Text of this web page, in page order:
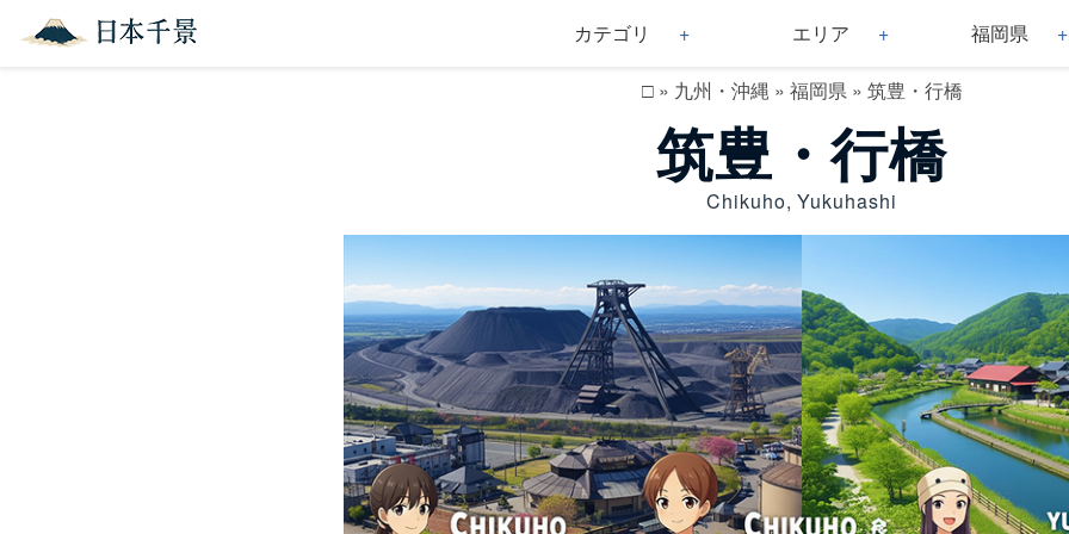
カテゴリ エリア 福岡県
□» 九州・沖縄 » 福岡県» 筑豊・行橋
筑豊・行橋
Chikuho, Yukuhashi